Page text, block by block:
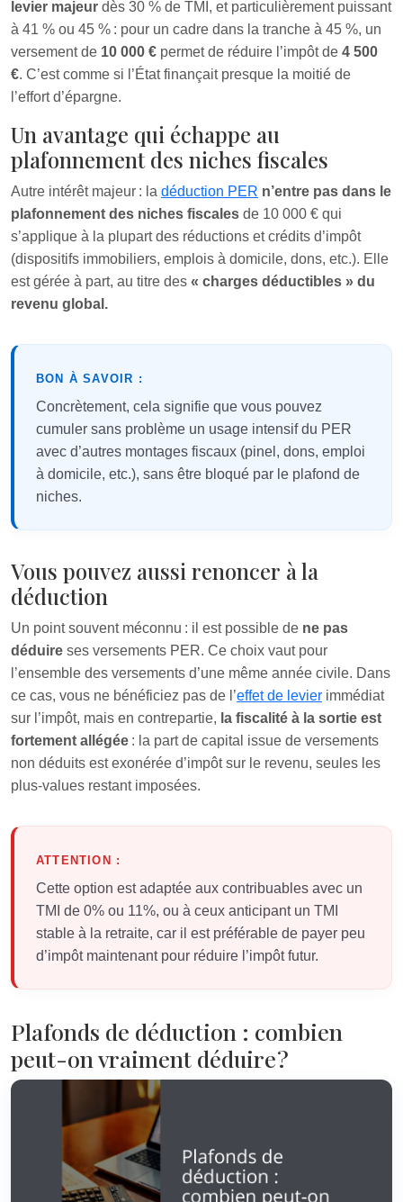
levier majeur dès 30 % de TMI, et particulièrement puissant
à 41 % ou 45 % : pour un cadre dans la tranche à 45 %, un
versement de 10 000 € permet de réduire l’impôt de 4 500
€. C’est comme si l’État finançait presque la moitié de
l’effort d’épargne.
Un avantage qui échappe au
plafonnement des niches fiscales
Autre intérêt majeur : la déduction PER n’entre pas dans le
plafonnement des niches fiscales de 10 000 € qui
s’applique à la plupart des réductions et crédits d’impôt
(dispositifs immobiliers, emplois à domicile, dons, etc.). Elle
est gérée à part, au titre des « charges déductibles » du
revenu global.
BON À SAVOIR :
Concrètement, cela signifie que vous pouvez
cumuler sans problème un usage intensif du PER
avec d’autres montages fiscaux (pinel, dons, emploi
à domicile, etc.), sans être bloqué par le plafond de
niches.
Vous pouvez aussi renoncer à la
déduction
Un point souvent méconnu : il est possible de ne pas
déduire ses versements PER. Ce choix vaut pour
l’ensemble des versements d’une même année civile. Dans
ce cas, vous ne bénéficiez pas de l’effet de levier immédiat
sur l’impôt, mais en contrepartie, la fiscalité à la sortie est
fortement allégée : la part de capital issue de versements
non déduits est exonérée d’impôt sur le revenu, seules les
plus-values restant imposées.
ATTENTION :
Cette option est adaptée aux contribuables avec un
TMI de 0% ou 11%, ou à ceux anticipant un TMI
stable à la retraite, car il est préférable de payer peu
d’impôt maintenant pour réduire l’impôt futur.
Plafonds de déduction : combien
peut-on vraiment déduire ?